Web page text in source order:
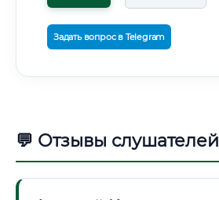
Задать вопрос в Telegram
💬 Отзывы слушателей